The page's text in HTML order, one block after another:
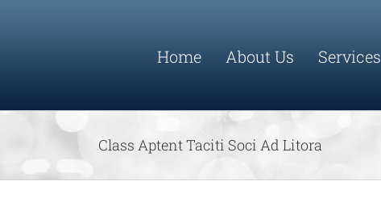
Home About Us Services
Class Aptent Taciti Soci Ad Litora